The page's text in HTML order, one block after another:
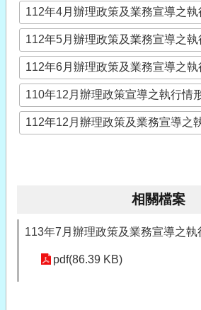
112年4月辦理政策及業務宣導之執
112年5月辦理政策及業務宣導之執
112年6月辦理政策及業務宣導之執
110年12月辦理政策宣導之執行情
112年12月辦理政策及業務宣導之
相關檔案
113年7月辦理政策及業務宣導之執
pdf(86.39 KB)